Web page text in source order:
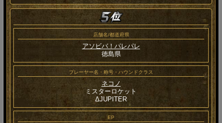
店舗名/都道府県
アソビバ！パレパレ
徳島県
プレーヤー名・称号・ハウンドクラス
ネコノ
ミスターロケット
ΔJUPITER
EP